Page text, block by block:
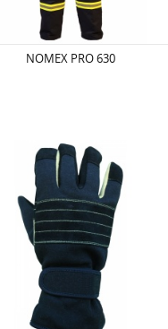
NOMEX PRO 630